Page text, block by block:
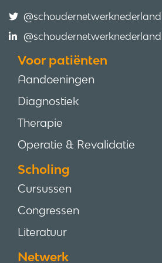
@schoudernetwerknederland
@schoudernetwerknederland
Voor patiënten
Aandoeningen
Diagnostiek
Therapie
Operatie & Revalidatie
Scholing
Cursussen
Congressen
Literatuur
Netwerk